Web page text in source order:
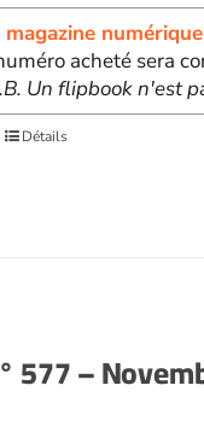
magazine numérique
acheté sera
Un flipbook n'est
Détails
577 –